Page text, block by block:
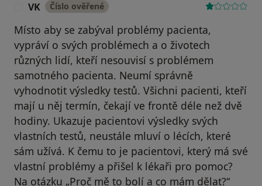
VK Číslo ověřené
Místo aby se zabýval problémy pacienta,
vypráví o svých problémech a o životech
různých lidí, kteří nesouvisí s problémem
samotného pacienta. Neumí správně
vyhodnotit výsledky testů. Všichni pacienti, kteří
mají u něj termín, čekají ve frontě déle než dvě
hodiny. Ukazuje pacientovi výsledky svých
vlastních testů, neustále mluví o lécích, které
sám užívá. K čemu to je pacientovi, který má své
vlastní problémy a přišel k lékaři pro pomoc?
Na otázku „Proč mě to bolí a co mám dělat?“